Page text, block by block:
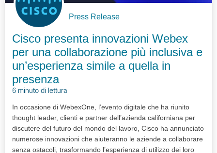
Press Release
Cisco presenta innovazioni Webex
per una collaborazione più inclusiva e
un’esperienza simile a quella in
presenza
6 minuto di lettura
In occasione di WebexOne, l’evento digitale che ha riunito
thought leader, clienti e partner dell’azienda californiana per
discutere del futuro del mondo del lavoro, Cisco ha annunciato
numerose innovazioni che aiuteranno le aziende a collaborare
senza ostacoli, trasformando l’esperienza di utilizzo dei loro